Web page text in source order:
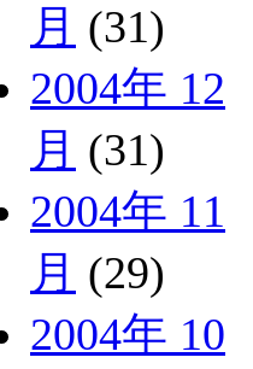
月 (31)
2004年 12
月 (31)
2004年 11
月 (29)
2004年 10